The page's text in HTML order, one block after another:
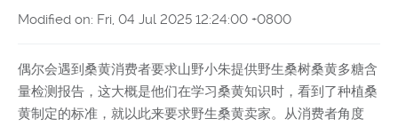
Modified on: Fri, 04 Jul 2025 12:24:00 +0800
偶尔会遇到桑黄消费者要求山野小朱提供野生桑树桑黄多糖含
量检测报告，这大概是他们在学习桑黄知识时，看到了种植桑
黄制定的标准，就以此来要求野生桑黄卖家。从消费者角度